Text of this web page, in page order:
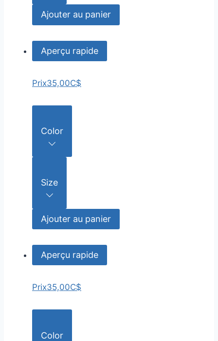
Ajouter au panier
Aperçu rapide
Prix35,00C$
Color
Size
Ajouter au panier
Aperçu rapide
Prix35,00C$
Color